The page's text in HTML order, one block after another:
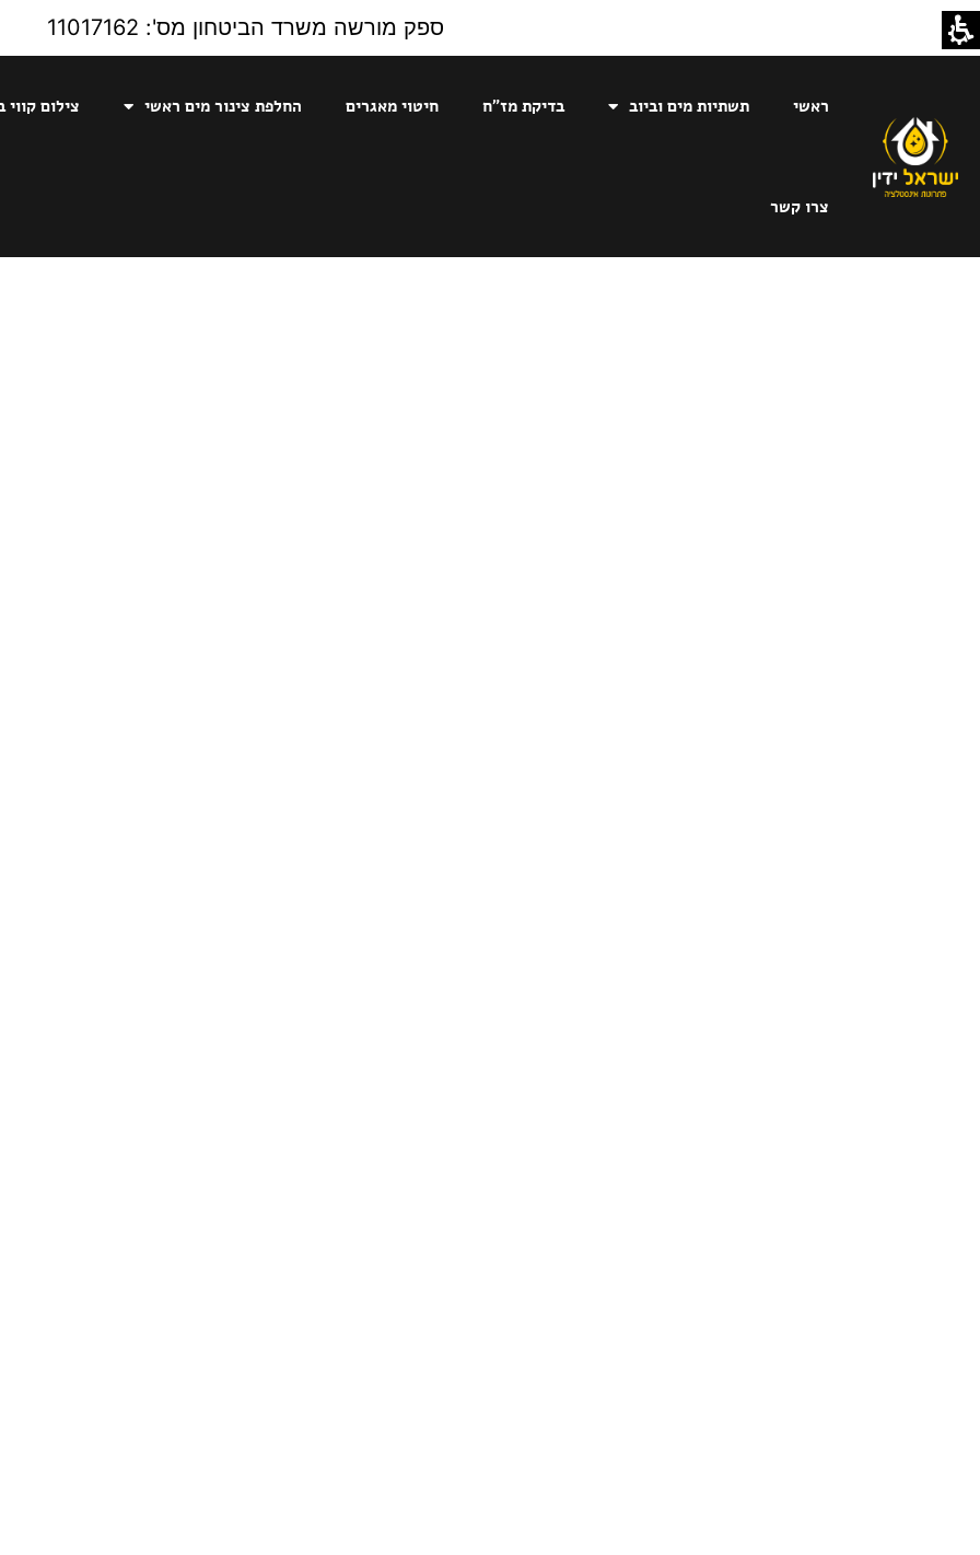
ספק מורשה משרד הביטחון מס': 11017162
ראשי תשתיות מים וביוב בדיקת מז"ח חיטוי מאגרים החלפת צינור מים ראשי צילום קווי
צרו קשר